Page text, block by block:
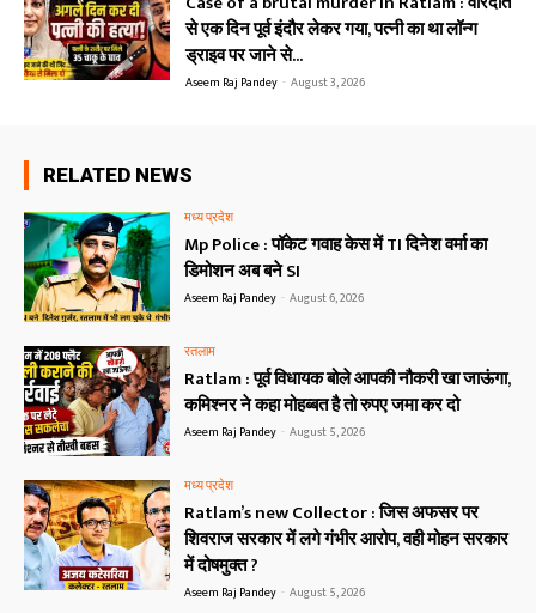
से एक दिन पूर्व इंदौर लेकर गया, पत्नी का था लॉन्ग
ड्राइव पर जाने से...
Aseem Raj Pandey - August 3, 2026
RELATED NEWS
मध्य प्रदेश
Mp Police : पॉकेट गवाह केस में TI दिनेश वर्मा का
डिमोशन अब बने SI
Aseem Raj Pandey - August 6, 2026
रतलाम
Ratlam : पूर्व विधायक बोले आपकी नौकरी खा जाऊंगा,
कमिश्नर ने कहा मोहब्बत है तो रुपए जमा कर दो
Aseem Raj Pandey - August 5, 2026
मध्य प्रदेश
Ratlam’s new Collector : जिस अफसर पर
शिवराज सरकार में लगे गंभीर आरोप, वही मोहन सरकार
में दोषमुक्त ?
Aseem Raj Pandey - August 5, 2026